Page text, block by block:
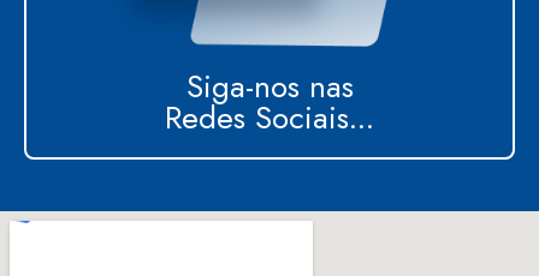
Siga-nos nas
Redes Sociais...